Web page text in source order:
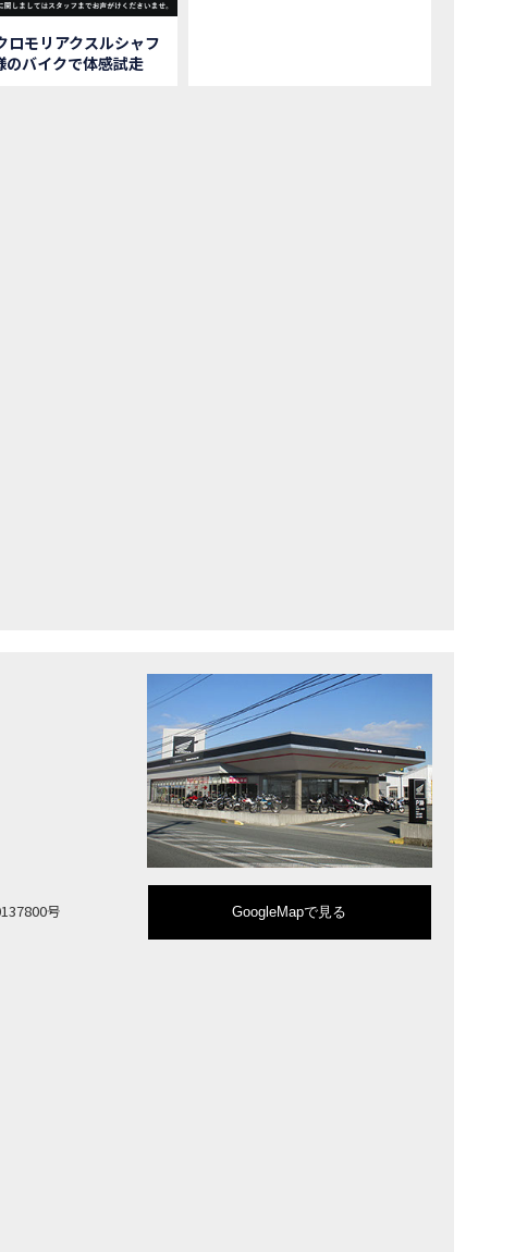
MOVIE Honda Dream 四日市のご紹介
MOVIE Honda Dream 鈴鹿のご紹介
MOVIE
Honda Dream 松阪のご紹介
「CB1000R」のヘッドライト等の外観デザインやカラーリ
「NC750X」大型スポーツモデル NC750X をフルモデルチェ
「CB1300 SUPER FOUR」「CB1300 SUPER BOL D’OR」ならびに「CB1300
大型クルーザーモデル「Rebel 1100」を新発売!!
よりスポーティーなイメージを強化『CBR650R』を発表!
Neo Sports Caféシリーズのミドルクラスモデル『CB650R』
フルモデルチェンジした 新型「PCX」「PCX160」「PCX
国内販売を予定するグローバルモデルがHondaバイクWebサイ
「CRF250L」「CRF250 RALLY」をフルモデルチェンジし発表
ロモリアクスルシャフ
のバイクで体感試走
号
GoogleMapで見る